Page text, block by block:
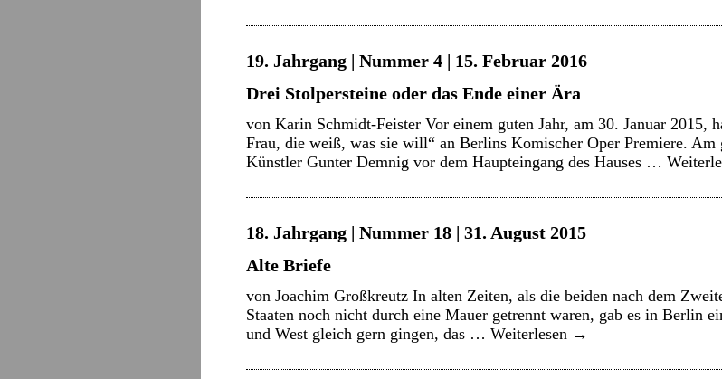
19. Jahrgang | Nummer 4 | 15. Februar 2016
Drei Stolpersteine oder das Ende einer Ära
von Karin Schmidt-Feister Vor einem guten Jahr, am 30. Januar 2015,
Frau, die weiß, was sie will“ an Berlins Komischer Oper Premiere.
Künstler Gunter Demnig vor dem Haupteingang des Hauses …
18. Jahrgang | Nummer 18 | 31. August 2015
Alte Briefe
von Joachim Großkreutz In alten Zeiten, als die beiden nach dem
Staaten noch nicht durch eine Mauer getrennt waren, gab es in Berlin
und West gleich gern gingen, das … Weiterlesen →